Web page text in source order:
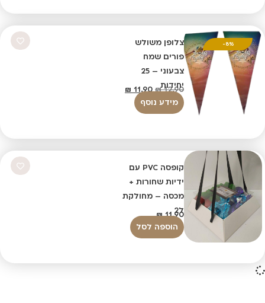
8%-
צלופן משולש
פורים שמח
צבעוני – 25
יחידות₪12.90
₪ 11.90
מידע נוסף
קופסה PVC עם
ידיות שחורות +
מכסה – מחולקת
ל2
₪11.90
הוספה לסל